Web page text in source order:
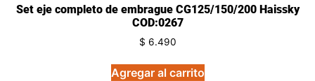
Set eje completo de embrague CG125/150/200 Haissky
COD:0267
$ 6.490
Agregar al carrito